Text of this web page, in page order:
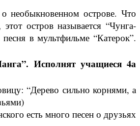
необыкновенном острове. Что
остров называется “Чунга-
в мультфильме “Катерок”.
Исполнят учащиеся 4а
“Дерево сильно корнями, а
есть много песен о друзьях